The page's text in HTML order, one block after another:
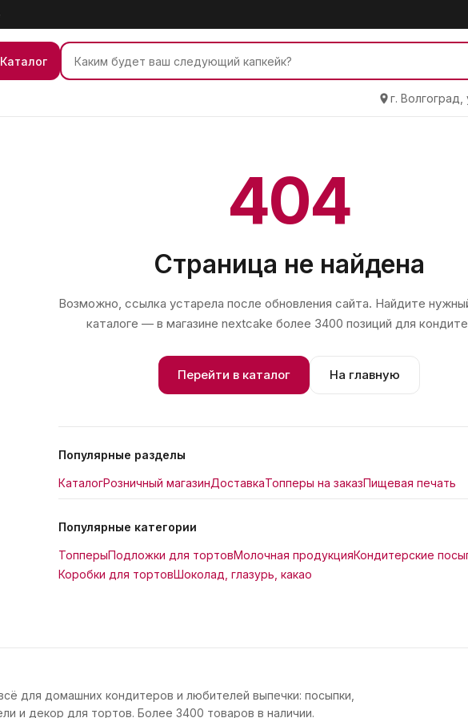
Каталог
г.
404
Страница не найдена
Возможно, ссылка устарела после обновления сайта. Найдите
каталоге — в магазине nextcake более 3400 позиций для
Перейти в каталог На главную
Популярные разделы
КаталогРозничный магазинДоставкаТопперы на заказПищевая печать
Популярные категории
ТопперыПодложки для тортовМолочная продукцияКондитерские
Коробки для тортовШоколад, глазурь, какао
для домашних кондитеров и любителей выпечки: посыпки,
и декор для тортов. Более 3400 товаров в наличии.